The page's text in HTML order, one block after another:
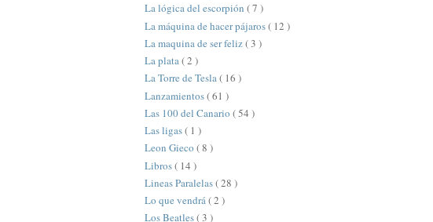
La lógica del escorpión ( 7 )
La máquina de hacer pájaros( 12 )
La maquina de ser feliz( 3 )
La plata( 2 )
La Torre de Tesla( 16 )
Lanzamientos( 61 )
Las 100 del Canario ( 54 )
Las ligas( 1 )
Leon Gieco ( 8 )
Libros( 14 )
Lineas Paralelas( 28 )
Lo que vendrá( 2 )
Los Beatles( 3 )